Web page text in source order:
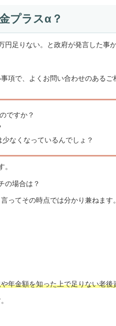
プラスα？
足りない。と政府が発言した事
項で、よくお問い合わせのあるご
ですか？
なくなっているんでしょ？
。
の場合は？
ってその時点では分かり兼ねます。
年金額を知った上で足りない老